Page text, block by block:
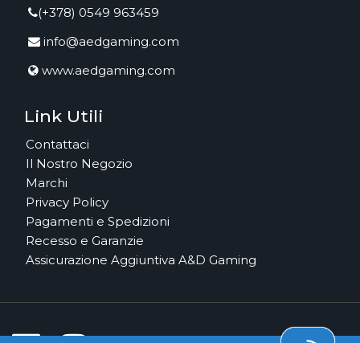
(+378) 0549 963459
info@aedgaming.com
www.aedgaming.com
Link Utili
Contattaci
Il Nostro Negozio
Marchi
Privacy Policy
Pagamenti e Spedizioni
Recesso e Garanzie
Assicurazione Aggiuntiva A&D Gaming